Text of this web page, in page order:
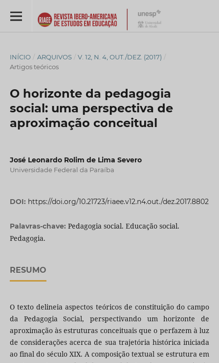
INÍCIO / ARQUIVOS / V. 12, N. 4, OUT./DEZ. (2017) /
Artigos teóricos
O horizonte da pedagogia
social: uma perspectiva de
aproximação conceitual
José Leonardo Rolim de Lima Severo
Universidade Federal da Paraíba
DOI: https://doi.org/10.21723/riaee.v12.n4.out./dez.2017.8802
Palavras-chave: Pedagogia social. Educação social.
Pedagogia.
RESUMO
O texto delineia aspectos teóricos de constituição do campo
da Pedagogia Social, perspectivando um horizonte de
aproximação às estruturas conceituais que o perfazem à luz
de considerações acerca de sua trajetória histórica iniciada
ao final do século XIX. A composição textual se estrutura em